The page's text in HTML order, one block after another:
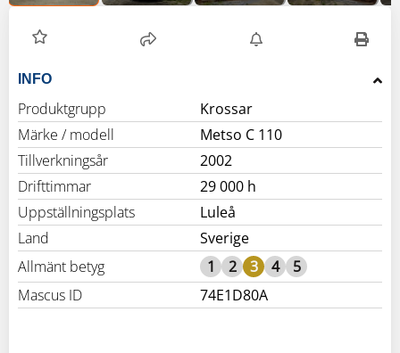
INFO
Produktgrupp
Krossar
Märke / modell
Metso C 110
Tillverkningsår
2002
Drifttimmar
29 000 h
Uppställningsplats
Luleå
Land
Sverige
Allmänt betyg
1 2 3 4
5
Mascus ID
74E1D80A